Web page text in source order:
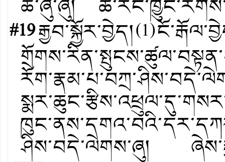
ཆེ་ཞུ་ཞུ།
#19རྒྱབ་སྐྱོར་བྱེད།(1)
ཤིས་བདེ་ལེགས་ཞུ།